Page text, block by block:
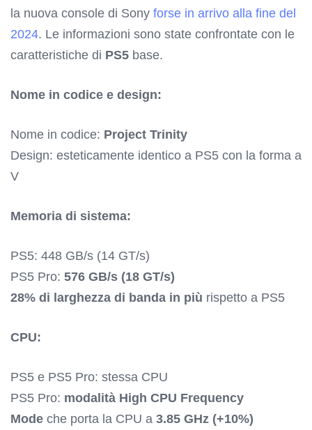
la nuova console di Sony forse in arrivo alla fine del
2024. Le informazioni sono state confrontate con le
caratteristiche di PS5 base.
Nome in codice e design:
Nome in codice: Project Trinity
Design: esteticamente identico a PS5 con la forma a
V
Memoria di sistema:
PS5: 448 GB/s (14 GT/s)
PS5 Pro: 576 GB/s (18 GT/s)
28% di larghezza di banda in più rispetto a PS5
CPU:
PS5 e PS5 Pro: stessa CPU
PS5 Pro: modalità High CPU Frequency
Mode che porta la CPU a 3.85 GHz (+10%)